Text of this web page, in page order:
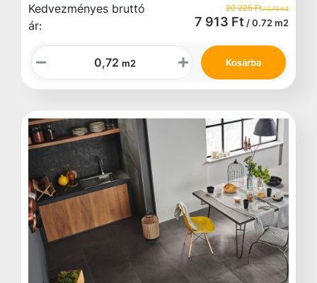
Kedvezményes bruttó
ár:
20 225 Ft/ 0.72 m2
7 913 Ft / 0.72 m2
m2 Kosárba